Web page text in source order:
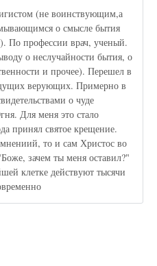
(не воинствующим,а
о смысле бытия
По профессии врач, ученый.
о неслучайности бытия, о
и прочее). Перешел в
верующих. Примерно в
о чуде
Для меня это стало
принял святое крещение.
то и сам Христос во
зачем ты меня оставил?"
клетке действуют тысячи